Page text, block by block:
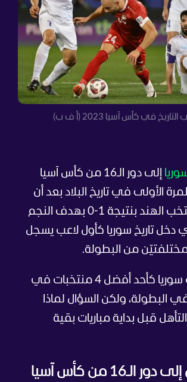
في كأس آسيا 2023 (أ ف ب)
إلى دور الـ16 من كأس آسيا
للمرة الأولى في تاريخ البلاد بعد أن
فازوا على منتخب الهند بنتيجة 1-0 بهدف النجم
دخل تاريخ سوريا كأول لاعب يسجل
من البطولة.
وتأهل منتخب سوريا كأحد أفضل 4 منتخبات في
في البطولة، ولكن السؤال لماذا
قبل بداية مباريات بقية
الـ16 من كأس آسيا